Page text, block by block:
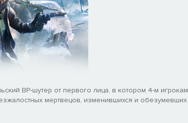
ВР-шутер от первого лица, в котором 4-м игрокам
мертвецов, изменившихся и обезумевших